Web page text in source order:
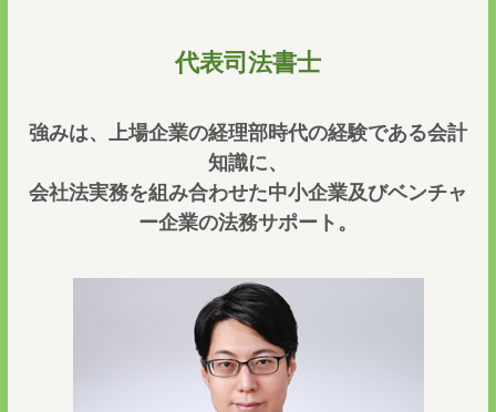
代表司法書士
強みは、上場企業の経理部時代の経験である会計
知識に、
会社法実務を組み合わせた中小企業及びベンチャ
ー企業の法務サポート。